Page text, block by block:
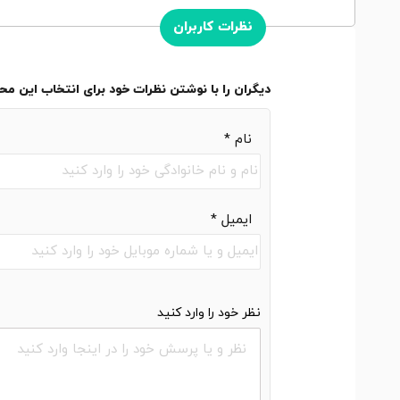
نظرات کاربران
دیگران را با نوشتن نظرات خود برای انتخاب این
نام*
ایمیل*